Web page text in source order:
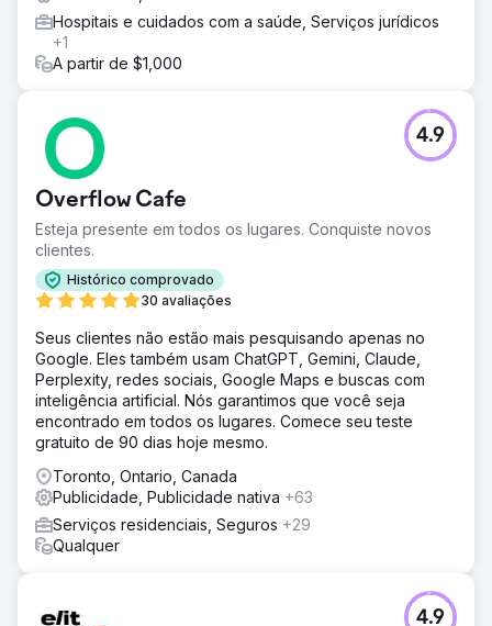
Hospitais e cuidados com a saúde, Serviços jurídicos
+1
A partir de $1,000
Overflow Cafe
Esteja presente em todos os lugares. Conquiste novos
clientes.
Histórico comprovado
30 avaliações
4.9
Seus clientes não estão mais pesquisando apenas no
Google. Eles também usam ChatGPT, Gemini, Claude,
Perplexity, redes sociais, Google Maps e buscas com
inteligência artificial. Nós garantimos que você seja
encontrado em todos os lugares. Comece seu teste
gratuito de 90 dias hoje mesmo.
Toronto, Ontario, Canada
Publicidade, Publicidade nativa +63
Serviços residenciais, Seguros +29
Qualquer
4.9